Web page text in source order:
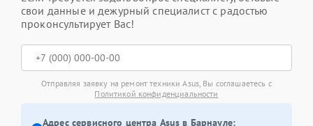
свои данные и дежурный специалист с радостью
проконсультирует Вас!
Отправляя заявку на ремонт техники Asus, Вы соглашаетесь с
Политикой конфиденциальности
Адрес сервисного центра Asus в Барнауле: